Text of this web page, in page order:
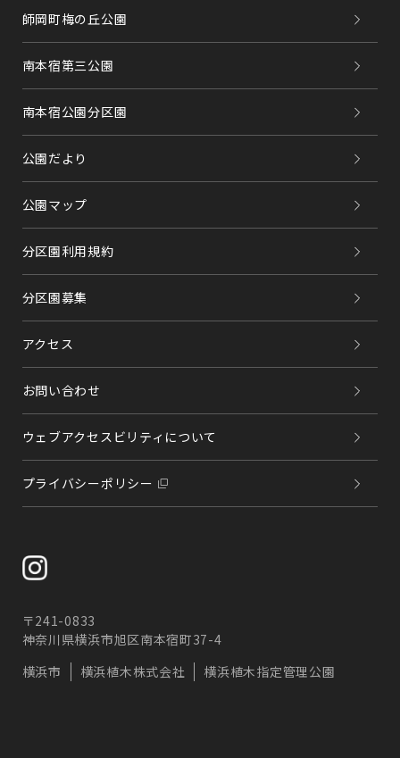
師岡町梅の丘公園
南本宿第三公園
南本宿公園分区園
公園だより
公園マップ
分区園利用規約
分区園募集
アクセス
お問い合わせ
ウェブアクセスビリティについて
プライバシーポリシー
〒241-0833
神奈川県横浜市旭区南本宿町37-4
横浜市
横浜植木株式会社 横浜植木指定管理公園